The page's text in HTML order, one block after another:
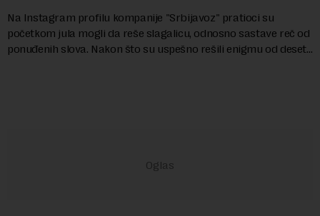
Na Instagram profilu kompanije "Srbijavoz" pratioci su
početkom jula mogli da reše slagalicu, odnosno sastave reč od
ponuđenih slova. Nakon što su uspešno rešili enigmu od deset